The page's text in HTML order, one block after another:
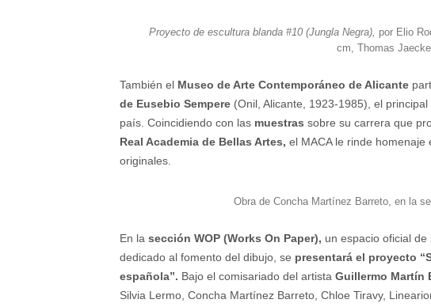
Proyecto de escultura blanda #10 (Jungla Negra), por Elio
cm, Thomas
También el Museo de Arte Contemporáneo de Alicante
de Eusebio Sempere (Onil, Alicante, 1923-1985), el
país. Coincidiendo con las muestras sobre su carrera que
Real Academia de Bellas Artes, el MACA le rinde
originales.
Obra de Concha Martínez Barreto, en la
En la sección WOP (Works On Paper), un espacio oficial de
dedicado al fomento del dibujo, se presentará el proyecto
española”. Bajo el comisariado del artista Guillermo Martín
Silvia Lermo, Concha Martínez Barreto, Chloe Tiravy,